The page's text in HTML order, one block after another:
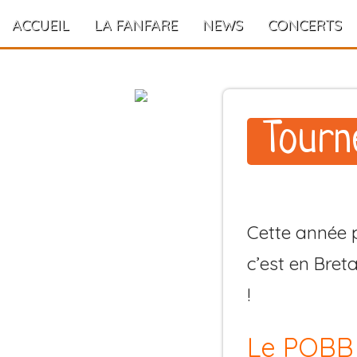
ACCUEIL LA FANFARE NEWS CONCERTS
Cette année
c’est en
!
Le